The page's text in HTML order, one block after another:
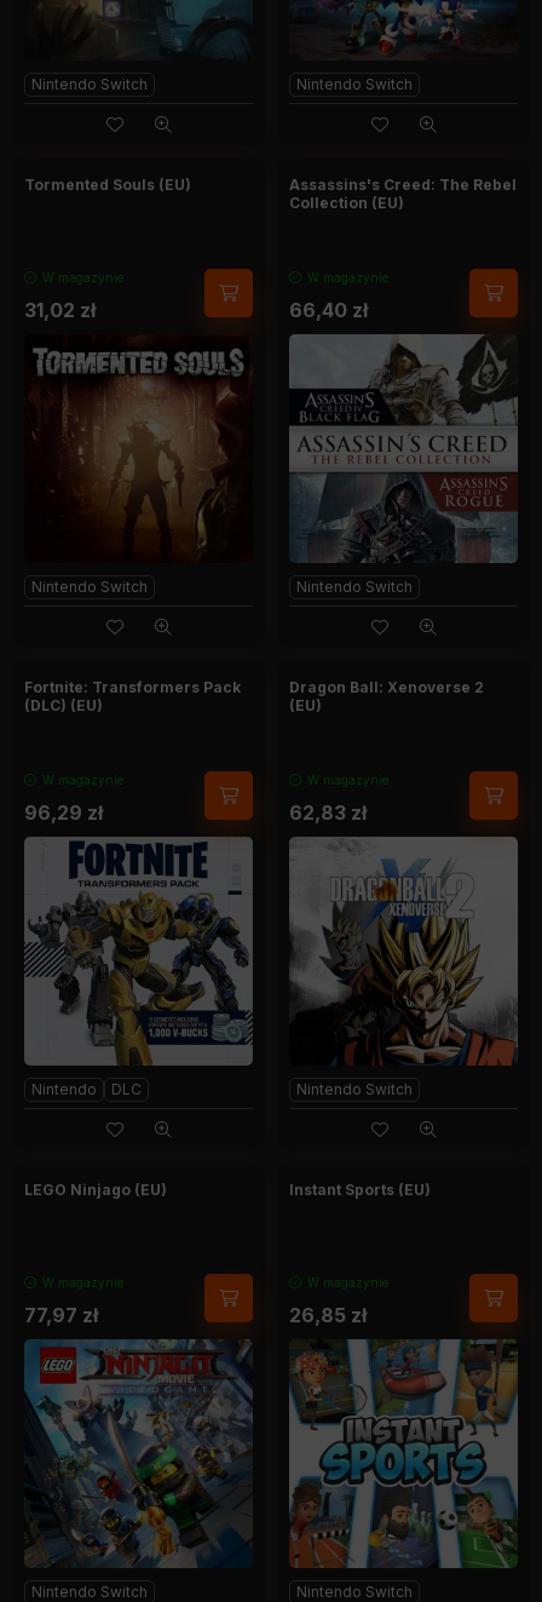
Nintendo Switch Nintendo Switch
Tormented Souls (EU)
W magazynie
31,02 zł
Nintendo Switch
Assassins's Creed: The Rebel
Collection (EU)
W magazynie
66,40 zł
Nintendo Switch
Fortnite: Transformers Pack
(DLC) (EU)
W magazynie
96,29 zł
Nintendo DLC
Dragon Ball: Xenoverse 2
(EU)
W magazynie
62,83 zł
Nintendo Switch
LEGO Ninjago (EU)
W magazynie
77,97 zł
Nintendo Switch
Instant Sports (EU)
W magazynie
26,85 zł
Nintendo Switch